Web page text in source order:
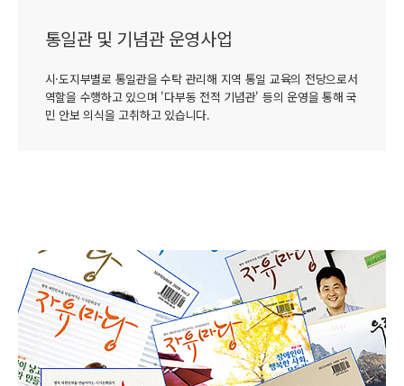
통일관 및 기념관 운영사업
시·도지부별로 통일관을 수탁 관리해 지역 통일 교육의 전당으로서
역할을 수행하고 있으며 '다부동 전적 기념관' 등의 운영을 통해 국
민 안보 의식을 고취하고 있습니다.